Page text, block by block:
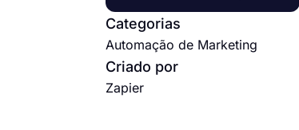
Categorias
Automação de Marketing
Criado por
Zapier